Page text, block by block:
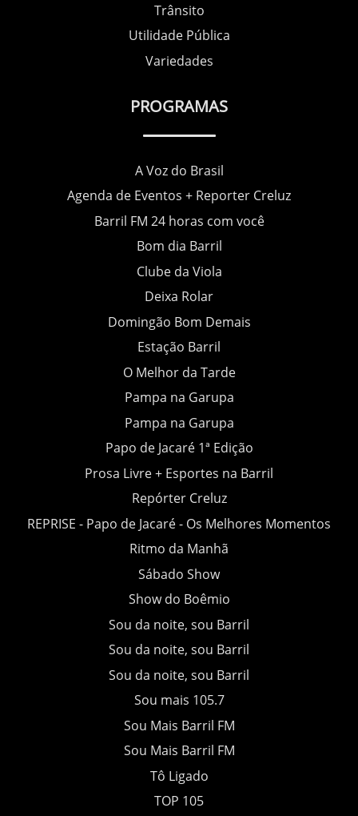
Trânsito
Utilidade Pública
Variedades
PROGRAMAS
A Voz do Brasil
Agenda de Eventos + Reporter Creluz
Barril FM 24 horas com você
Bom dia Barril
Clube da Viola
Deixa Rolar
Domingão Bom Demais
Estação Barril
O Melhor da Tarde
Pampa na Garupa
Pampa na Garupa
Papo de Jacaré 1ª Edição
Prosa Livre + Esportes na Barril
Repórter Creluz
REPRISE - Papo de Jacaré - Os Melhores Momentos
Ritmo da Manhã
Sábado Show
Show do Boêmio
Sou da noite, sou Barril
Sou da noite, sou Barril
Sou da noite, sou Barril
Sou mais 105.7
Sou Mais Barril FM
Sou Mais Barril FM
Tô Ligado
TOP 105